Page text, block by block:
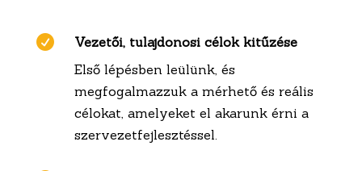

Vezetői, tulajdonosi célok kitűzése
Első lépésben leülünk, és
megfogalmazzuk a mérhető és reális
célokat, amelyeket el akarunk érni a
szervezetfejlesztéssel.